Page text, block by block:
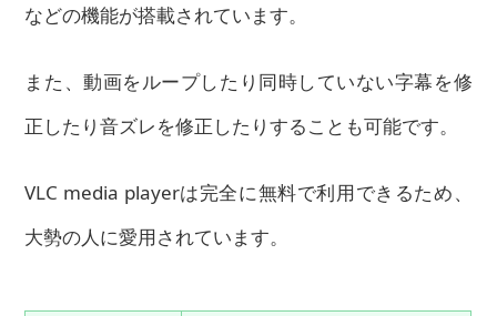
などの機能が搭載されています。
また、動画をループしたり同時していない字幕を修
正したり音ズレを修正したりすることも可能です。
VLC media playerは完全に無料で利用できるため、
大勢の人に愛用されています。